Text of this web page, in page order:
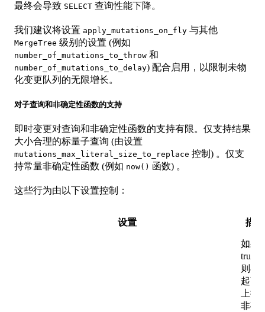
最终会导致 SELECT 查询性能下降。
我们建议将设置 apply_mutations_on_fly 与其他
MergeTree 级别的设置 (例如
number_of_mutations_to_throw 和
number_of_mutations_to_delay) 配合启用，以限制未物
化变更队列的无限增长。
对子查询和非确定性函数的支持
即时变更对查询和非确定性函数的支持有限。仅支持结果
大小合理的标量子查询 (由设置
mutations_max_literal_size_to_replace 控制) 。仅支
持常量非确定性函数 (例如 now() 函数) 。
这些行为由以下设置控制：
设置 描述
如果
true，
则在
起副
上执
非确